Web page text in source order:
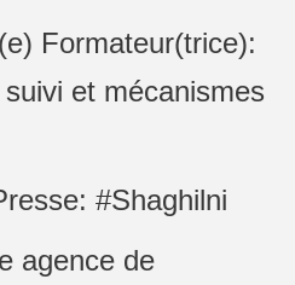
Formateur(trice):
et mécanismes
#Shaghilni
agence de